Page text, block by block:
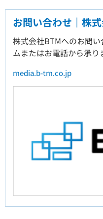
お問い合わせ｜株
株式会社BTMへのお問
ムまたはお電話から承り
media.b-tm.co.jp